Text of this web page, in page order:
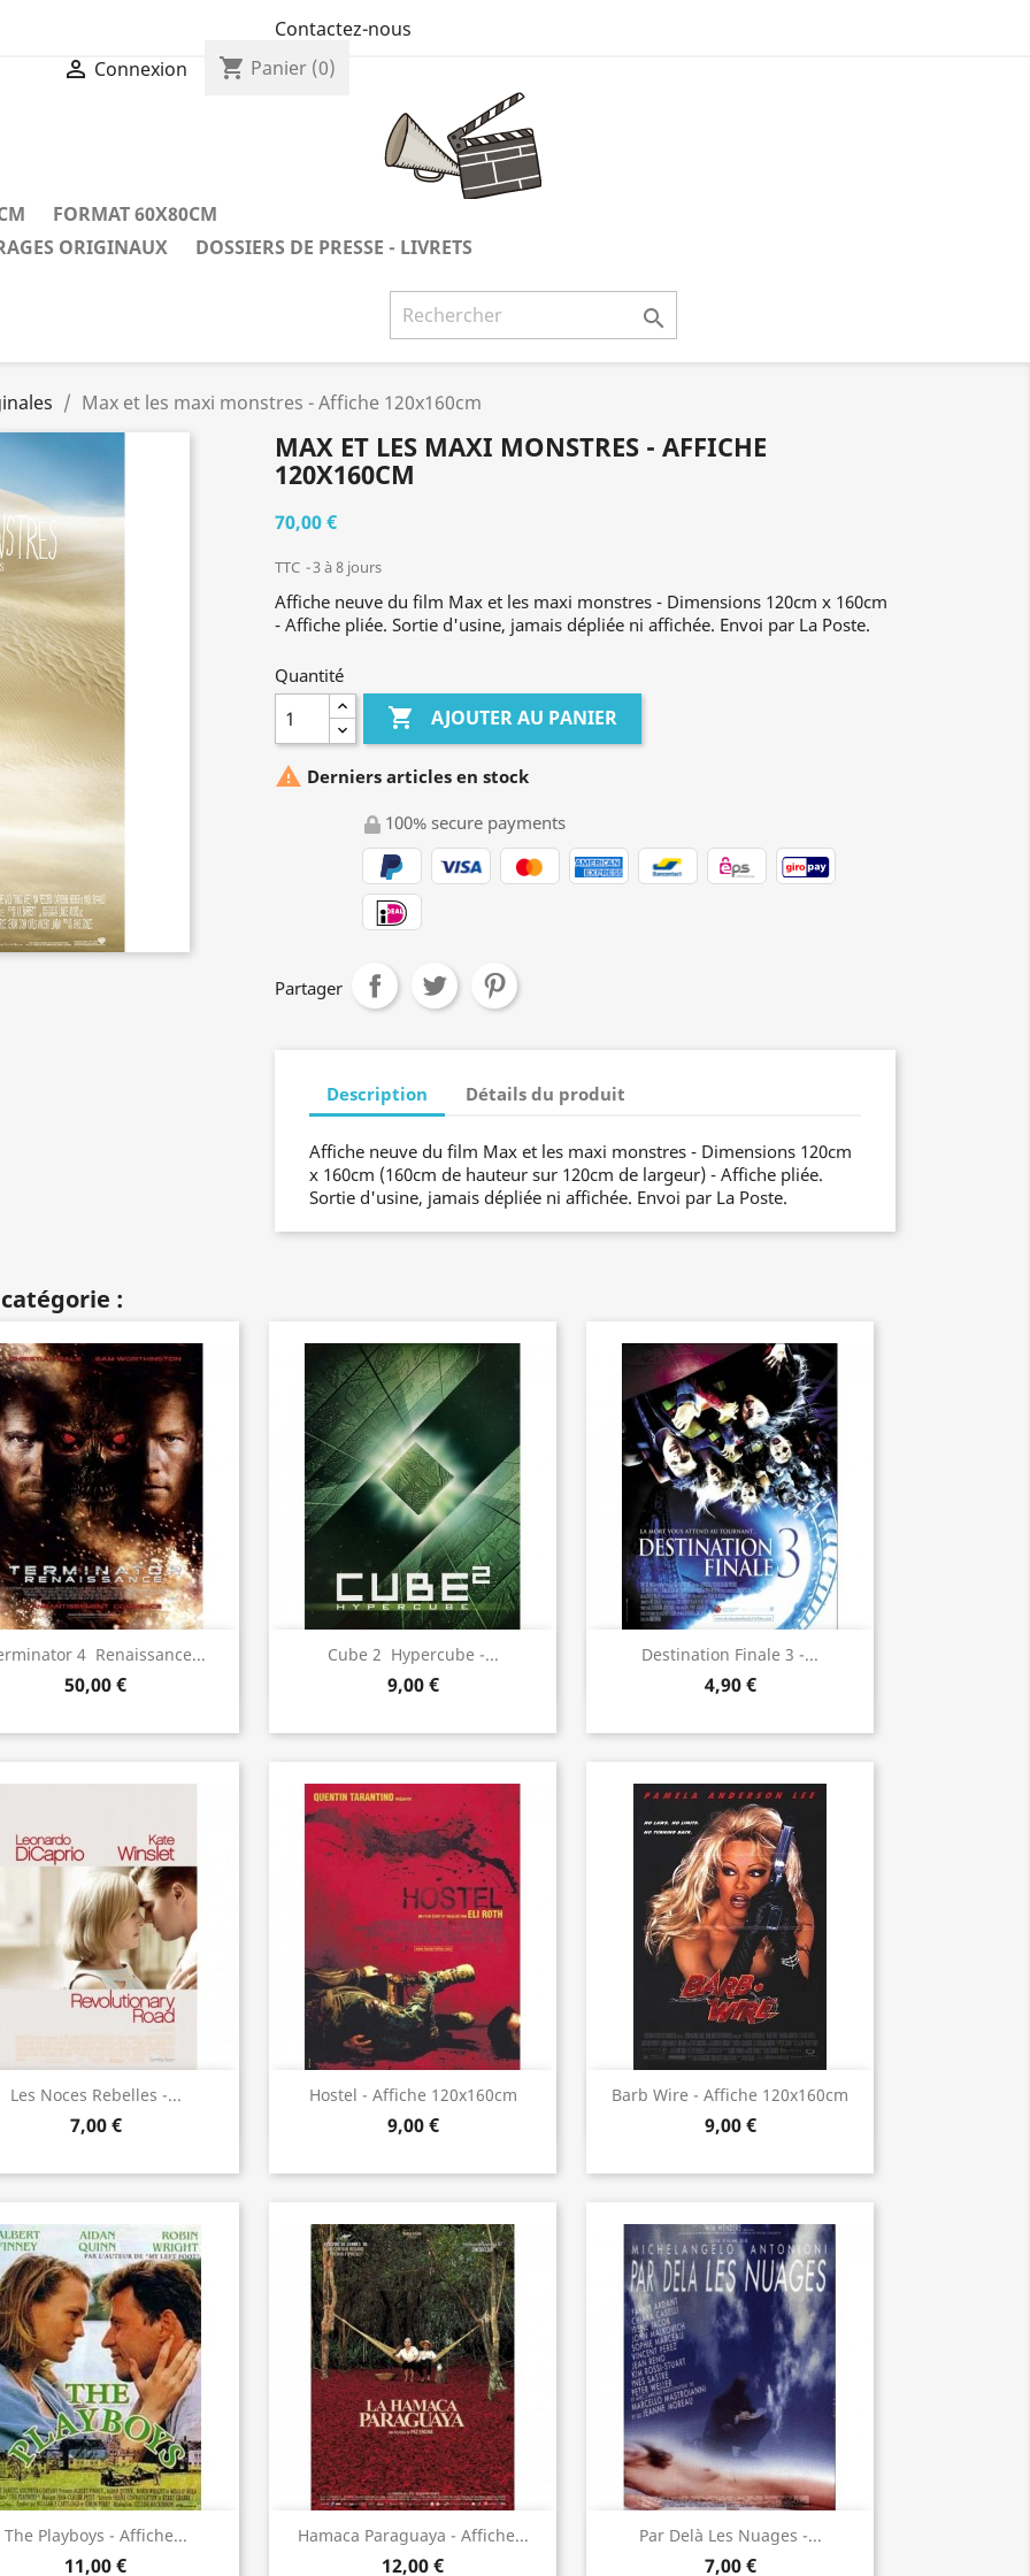
Contactez-nous
 Connexion shopping_cart Panier (0)
FORMAT 60X80CM
ORIGINAUX
DOSSIERS DE PRESSE - LIVRETS

Max et les maxi monstres - Affiche 120x160cm
MAX ET LES MAXI MONSTRES - AFFICHE
120X160CM
70,00 €
TTC 3 à 8 jours
Affiche neuve du film Max et les maxi monstres - Dimensions 120cm x 160cm
- Affiche pliée. Sortie d'usine, jamais dépliée ni affichée. Envoi par La Poste.
Quantité
 AJOUTER AU PANIER
 Derniers articles en stock
100% secure payments
Partager
Description Détails du produit
Affiche neuve du film Max et les maxi monstres - Dimensions 120cm
x 160cm (160cm de hauteur sur 120cm de largeur) - Affiche pliée.
Sortie d'usine, jamais dépliée ni affichée. Envoi par La Poste.
:
4  Renaissance...
50,00 €
Aperçu rapide Cube 2  Hypercube -...
9,00 €
Aperçu rapide Destination Finale 3 -...
4,90 €
Aperçu rapide
Les Noces Rebelles -...
7,00 €
Aperçu rapide Hostel - Affiche 120x160cm
9,00 €
Aperçu rapide Barb Wire - Affiche 120x160cm
9,00 €
Aperçu rapide
The Playboys - Affiche...
11,00 €
Aperçu rapide Hamaca Paraguaya - Affiche...
12,00 €
 Aperçu rapide Par Delà Les Nuages -...
7,00 €
Aperçu rapide